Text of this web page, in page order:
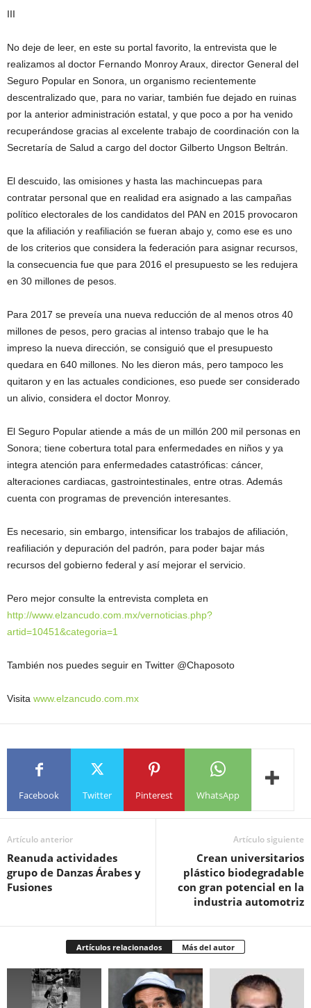
III
No deje de leer, en este su portal favorito, la entrevista que le
realizamos al doctor Fernando Monroy Araux, director General del
Seguro Popular en Sonora, un organismo recientemente
descentralizado que, para no variar, también fue dejado en ruinas
por la anterior administración estatal, y que poco a por ha venido
recuperándose gracias al excelente trabajo de coordinación con la
Secretaría de Salud a cargo del doctor Gilberto Ungson Beltrán.
El descuido, las omisiones y hasta las machincuepas para
contratar personal que en realidad era asignado a las campañas
político electorales de los candidatos del PAN en 2015 provocaron
que la afiliación y reafiliación se fueran abajo y, como ese es uno
de los criterios que considera la federación para asignar recursos,
la consecuencia fue que para 2016 el presupuesto se les redujera
en 30 millones de pesos.
Para 2017 se preveía una nueva reducción de al menos otros 40
millones de pesos, pero gracias al intenso trabajo que le ha
impreso la nueva dirección, se consiguió que el presupuesto
quedara en 640 millones. No les dieron más, pero tampoco les
quitaron y en las actuales condiciones, eso puede ser considerado
un alivio, considera el doctor Monroy.
El Seguro Popular atiende a más de un millón 200 mil personas en
Sonora; tiene cobertura total para enfermedades en niños y ya
integra atención para enfermedades catastróficas: cáncer,
alteraciones cardiacas, gastrointestinales, entre otras. Además
cuenta con programas de prevención interesantes.
Es necesario, sin embargo, intensificar los trabajos de afiliación,
reafiliación y depuración del padrón, para poder bajar más
recursos del gobierno federal y así mejorar el servicio.
Pero mejor consulte la entrevista completa en
http://www.elzancudo.com.mx/vernoticias.php?
artid=10451&categoria=1
También nos puedes seguir en Twitter @Chaposoto
Visita www.elzancudo.com.mx
Facebook Twitter Pinterest WhatsApp
Artículo anterior
Reanuda actividades
grupo de Danzas Árabes y
Fusiones
Artículo siguiente
Crean universitarios
plástico biodegradable
con gran potencial en la
industria automotriz
Artículos relacionados Más del autor